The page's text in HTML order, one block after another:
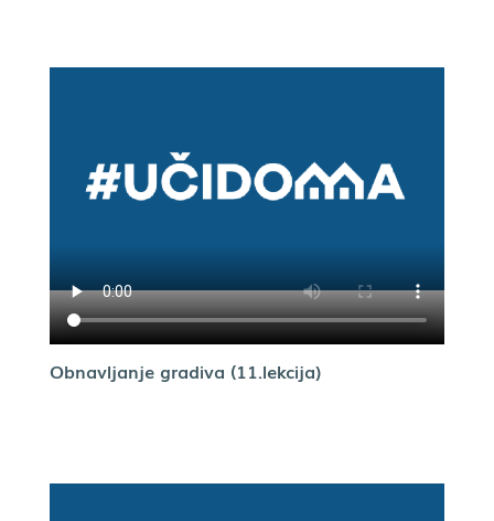
Obnavljanje gradiva (11.lekcija)